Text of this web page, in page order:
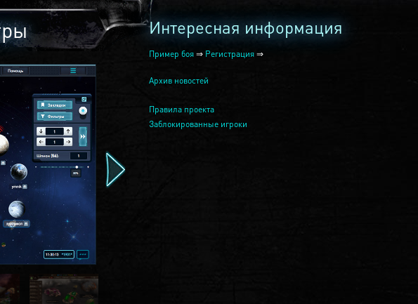
Интересная информация
Пример боя ⇒ Регистрация ⇒
Архив новостей
Правила проекта
Заблокированные игроки